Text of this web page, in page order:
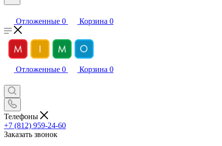
Отложенные 0 Корзина 0
Отложенные 0 Корзина 0
Телефоны
+7 (812) 959-24-60
Заказать звонок